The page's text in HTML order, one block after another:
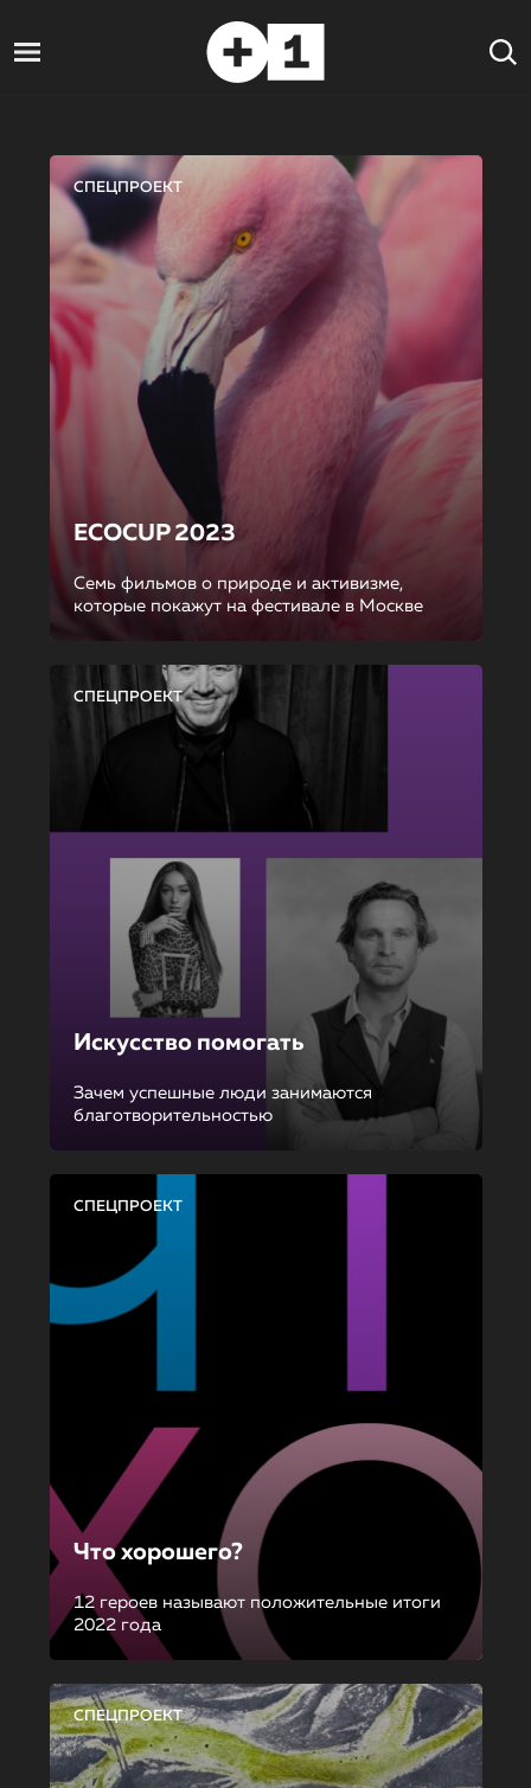
СПЕЦПРОЕКТ
ECOCUP 2023
Семь фильмов о природе и активизме,
которые покажут на фестивале в Москве
СПЕЦПРОЕКТ
Искусство помогать
Зачем успешные люди занимаются
благотворительностью
СПЕЦПРОЕКТ
Что хорошего?
12 героев называют положительные итоги
2022 года
СПЕЦПРОЕКТ